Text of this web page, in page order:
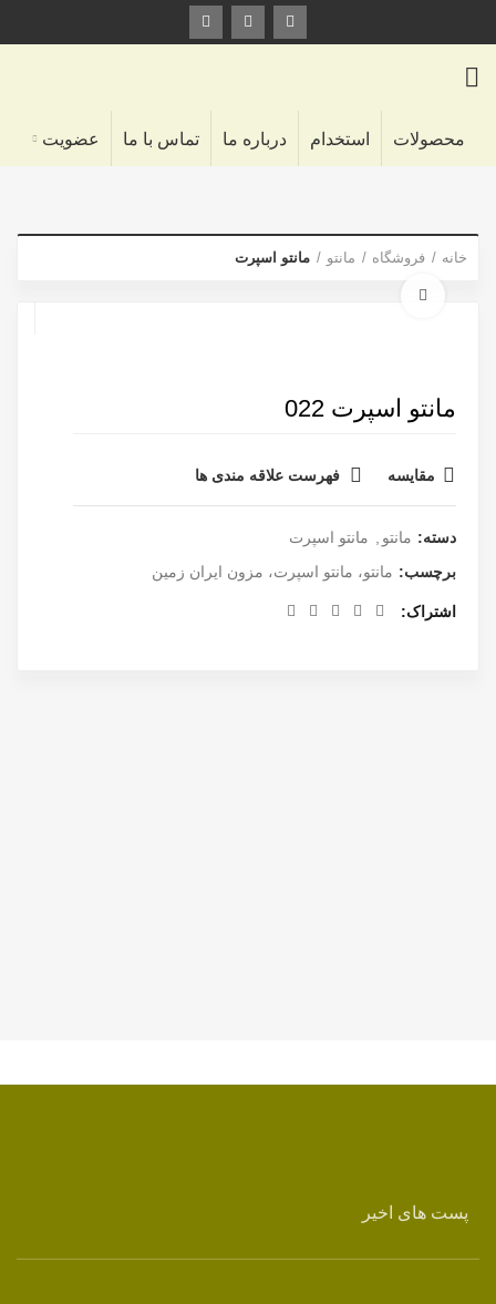
محصولات استخدام درباره ما تماس با ما عضویت
خانه فروشگاه مانتو مانتو اسپرت
مانتو اسپرت 022
مقایسه فهرست علاقه مندی ها
دسته: مانتو
مانتو اسپرت
برچسب: مانتو، مانتو اسپرت، مزون ایران زمین
اشتراک
پست های اخیر